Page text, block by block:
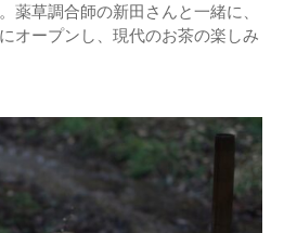
薬草調合師の新田さんと一緒に、
オープンし、現代のお茶の楽しみ